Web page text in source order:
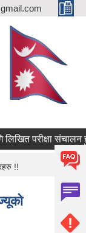
परीक्षा संचालन हुने
!!